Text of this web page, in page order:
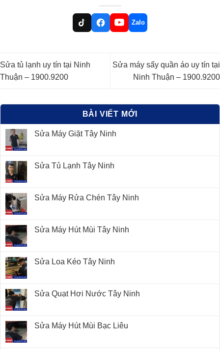
Zalo
Sửa tủ lạnh uy tín tại Ninh
Thuận – 1900.9200
Sửa máy sấy quần áo uy tín tại
Ninh Thuận – 1900.9200
BÀI VIẾT MỚI
Sửa Máy Giặt Tây Ninh
Sửa Tủ Lạnh Tây Ninh
Sửa Máy Rửa Chén Tây Ninh
Sửa Máy Hút Mùi Tây Ninh
Sửa Loa Kéo Tây Ninh
Sửa Quạt Hơi Nước Tây Ninh
Sửa Máy Hút Mùi Bạc Liêu